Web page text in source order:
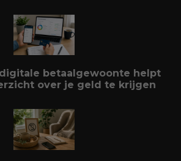
betaalgewoonte helpt
over je geld te krijgen